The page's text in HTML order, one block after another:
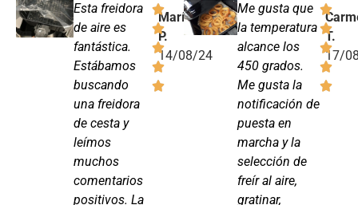
Esta freidora
de aire es
fantástica.
Estábamos
buscando
una freidora
de cesta y
leímos
muchos
comentarios
positivos. La
María
P.
14/08/24
Me gusta que
la temperatura
alcance los
450 grados.
Me gusta la
notificación de
puesta en
marcha y la
selección de
freír al aire,
gratinar,
T.
17/